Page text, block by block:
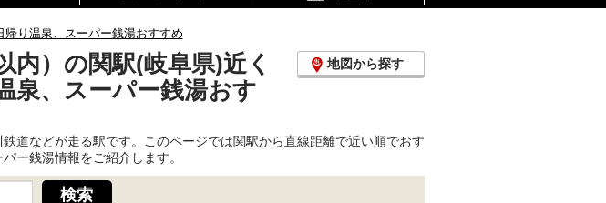
り温泉、スーパー銭湯おすすめ
内）の関駅(岐阜県)近く
泉、スーパー銭湯おす
地図から探す
道などが走る駅です。このページでは関駅から直線距離で近い順でおす
ー銭湯情報をご紹介します。